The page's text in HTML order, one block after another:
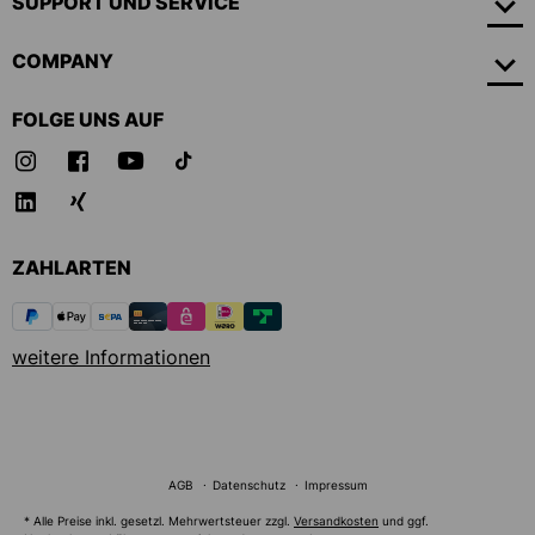
COMPANY
FOLGE UNS AUF
ZAHLARTEN
weitere Informationen
AGB Datenschutz Impressum
* Alle Preise inkl. gesetzl. Mehrwertsteuer zzgl. Versandkosten und ggf.